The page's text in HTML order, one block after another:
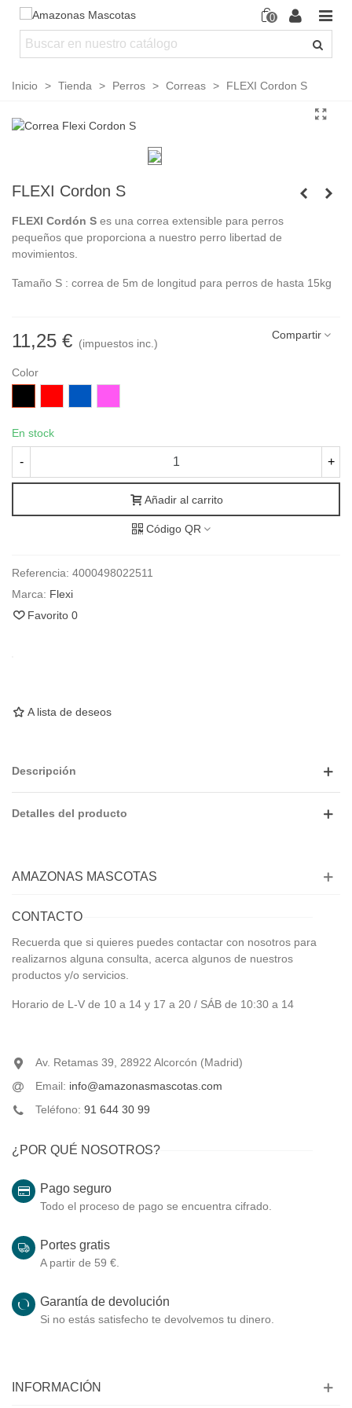
0
Inicio > Tienda > Perros > Correas > FLEXI Cordon S
FLEXI Cordon S
FLEXI Cordón S es una correa extensible para perros
pequeños que proporciona a nuestro perro libertad de
movimientos.
Tamaño S : correa de 5m de longitud para perros de hasta 15kg
11,25 € (impuestos inc.)
Compartir
Color
En stock
- +
Añadir al carrito
Código QR
Referencia: 4000498022511
Marca: Flexi
Favorito 0
A lista de deseos
Descripción
Detalles del producto
AMAZONAS MASCOTAS
CONTACTO
Recuerda que si quieres puedes contactar con nosotros para
realizarnos alguna consulta, acerca algunos de nuestros
productos y/o servicios.
Horario de L-V de 10 a 14 y 17 a 20 / SÁB de 10:30 a 14
Av. Retamas 39, 28922 Alcorcón (Madrid)
Email: info@amazonasmascotas.com
Teléfono: 91 644 30 99
¿POR QUÉ NOSOTROS?
Pago seguro
Todo el proceso de pago se encuentra cifrado.
Portes gratis
A partir de 59 €.
Garantía de devolución
Si no estás satisfecho te devolvemos tu dinero.
INFORMACIÓN